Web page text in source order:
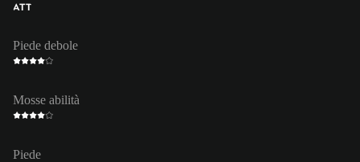
ATT
Piede debole
Mosse abilità
Piede